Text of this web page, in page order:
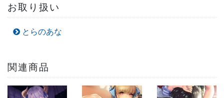
お取り扱い
とらのあな
関連商品